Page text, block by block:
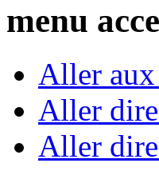
menu
Aller aux
Aller
Aller